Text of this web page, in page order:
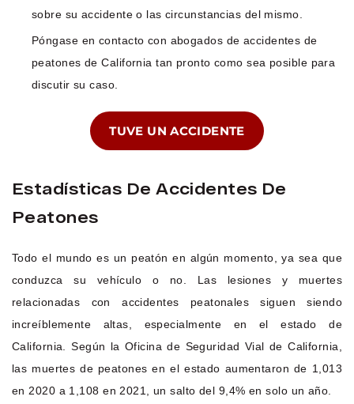
sobre su accidente o las circunstancias del mismo.
Póngase en contacto con abogados de accidentes de
peatones de California tan pronto como sea posible para
discutir su caso.
TUVE UN ACCIDENTE
Estadísticas De Accidentes De
Peatones
Todo el mundo es un peatón en algún momento, ya sea que
conduzca su vehículo o no. Las lesiones y muertes
relacionadas con accidentes peatonales siguen siendo
increíblemente altas, especialmente en el estado de
California. Según la Oficina de Seguridad Vial de California,
las muertes de peatones en el estado aumentaron de 1,013
en 2020 a 1,108 en 2021, un salto del 9,4% en solo un año.